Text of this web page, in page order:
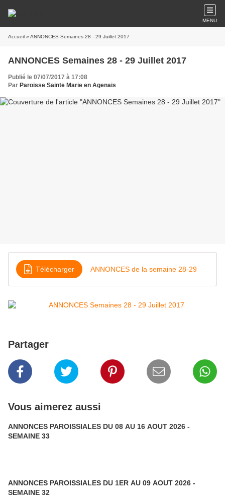
MENU
Accueil » ANNONCES Semaines 28 - 29 Juillet 2017
ANNONCES Semaines 28 - 29 Juillet 2017
Publié le 07/07/2017 à 17:08
Par Paroisse Sainte Marie en Agenais
Télécharger ANNONCES de la semaine 28-29
Partager
Vous aimerez aussi
ANNONCES PAROISSIALES DU 08 AU 16 AOUT 2026 -
SEMAINE 33
ANNONCES PAROISSIALES DU 1ER AU 09 AOUT 2026 -
SEMAINE 32